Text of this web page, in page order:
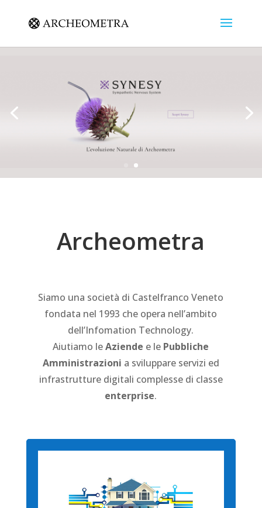
Archeometra
Siamo una società di Castelfranco Veneto
fondata nel 1993 che opera nell’ambito
dell’Infomation Technology.
Aiutiamo leAziende e le Pubbliche
Amministrazioni a sviluppare servizi ed
infrastrutture digitali complesse di classe
enterprise.